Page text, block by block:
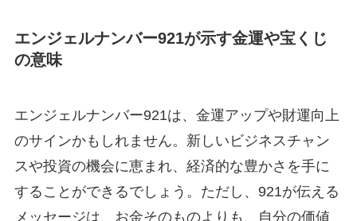
エンジェルナンバー921が示す金運や宝くじ
の意味
エンジェルナンバー921は、金運アップや財運向上
のサインかもしれません。新しいビジネスチャン
スや投資の機会に恵まれ、経済的な豊かさを手に
することができるでしょう。ただし、921が伝える
メッセージは、お金そのものよりも、自分の価値